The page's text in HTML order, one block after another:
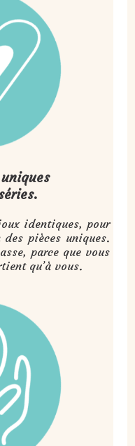
identiques, pour
pièces uniques.
parce que vous
qu’à vous.